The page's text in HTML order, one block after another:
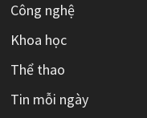
Công nghệ
Khoa học
Thể thao
Tin mỗi ngày